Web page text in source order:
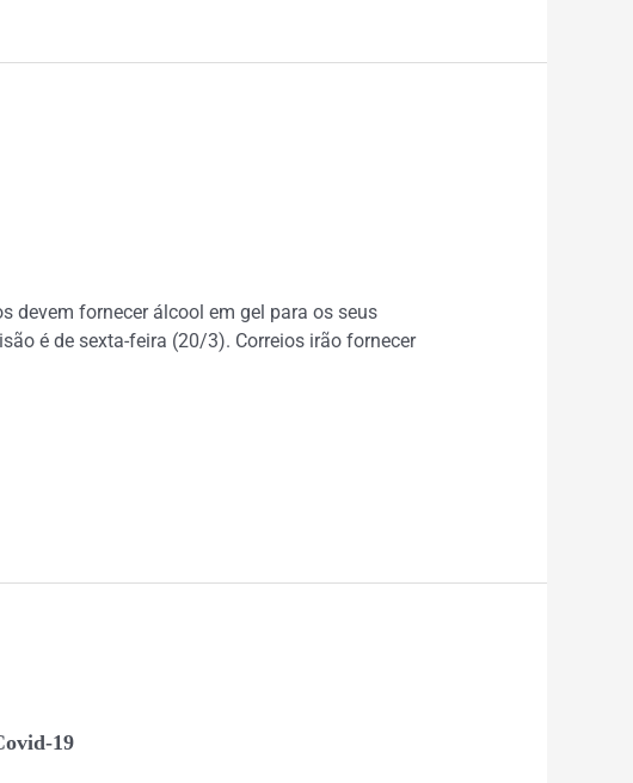
devem fornecer álcool em gel para os seus
é de sexta-feira (20/3). Correios irão fornecer
19